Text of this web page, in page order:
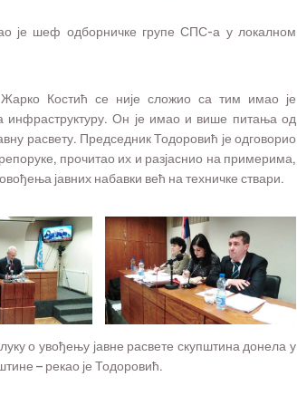
је шеф одборничке групе СПС-а у локалном
Костић се није сложио са тим имао је
инфраструктуру. Он је имао и више питања од
расвету. Председник Тодоровић је одговорио
прочитао их и разјаснио на примерима,
јавних набавки већ на техничке ствари.
о увођењу јавне расвете скупштина донела у
– рекао је Тодоровић.